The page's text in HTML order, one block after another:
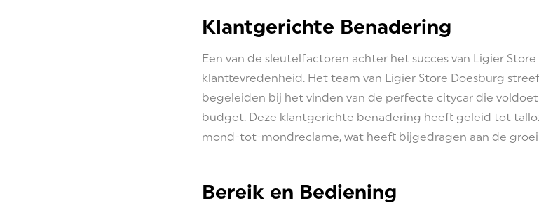
Klantgerichte Benadering
Een van de sleutelfactoren achter het succes van Ligier
klanttevredenheid. Het team van Ligier Store Doesburg
begeleiden bij het vinden van de perfecte citycar die
budget. Deze klantgerichte benadering heeft geleid tot
mond-tot-mondreclame, wat heeft bijgedragen aan de
Bereik en Bediening